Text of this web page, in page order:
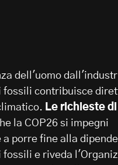
dell'uomo
fossili contribuisce
Le richieste
la COP26 si impegni
porre fine alla
fossili e riveda